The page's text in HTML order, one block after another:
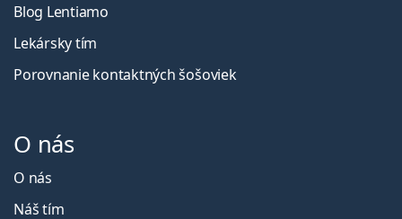
Blog Lentiamo
Lekársky tím
Porovnanie kontaktných šošoviek
O nás
O nás
Náš tím